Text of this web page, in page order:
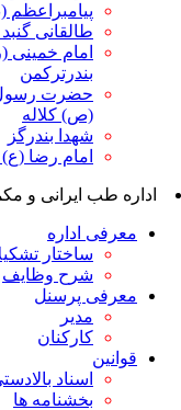
(ص) گنبد
گنبد کاووس
خمینی (ره)
رسول اکرم
بندرگز
رضا (ع) خانببین
و مکمل
تشکیلاتی
وظایف
بالادستی
ها